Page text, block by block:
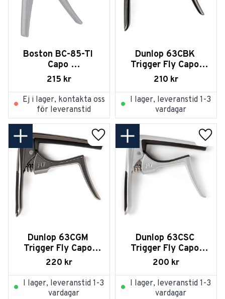
Boston BC-85-TI
Capo
Acoustic/Electric
215 kr
Ej i lager, kontakta oss
för leveranstid
Dunlop 63CBK
Trigger Fly Capo
Curved - Black
210 kr
I lager, leveranstid 1-3
vardagar
Dunlop 63CGM
Trigger Fly Capo
Curved - Gun Metal
220 kr
Lägg till i favoriter
I lager, leveranstid 1-3
vardagar
Dunlop 63CSC
Trigger Fly Capo
Curved - Satin
200 kr
I lager, leveranstid 1-3
vardagar